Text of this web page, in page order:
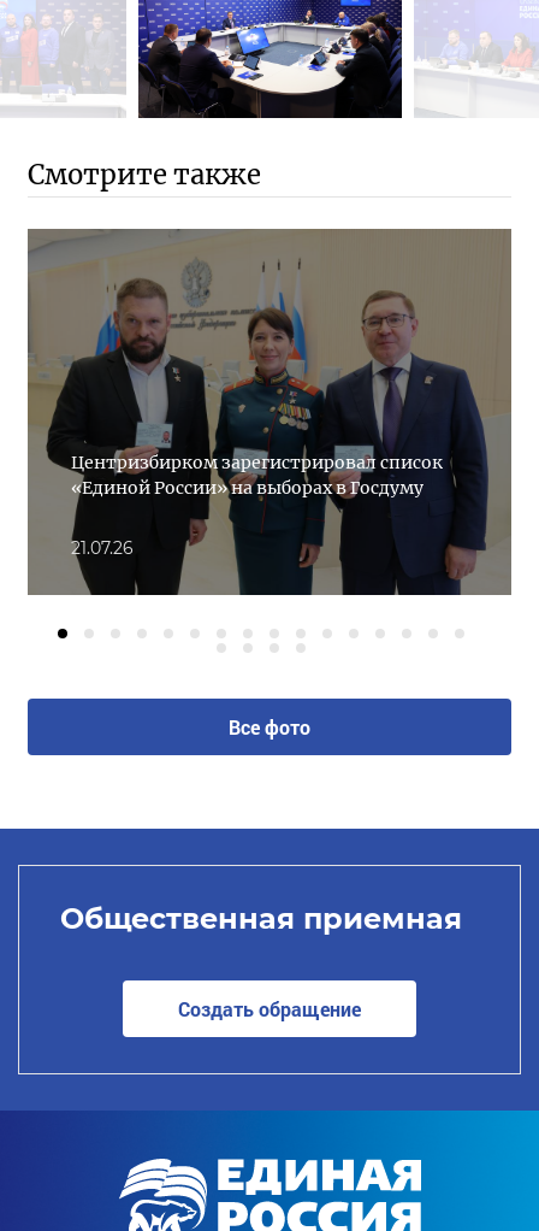
Смотрите также
Центризбирком зарегистрировал список
«Единой России» на выборах в Госдуму
21.07.26
Все фото
Общественная приемная
Создать обращение